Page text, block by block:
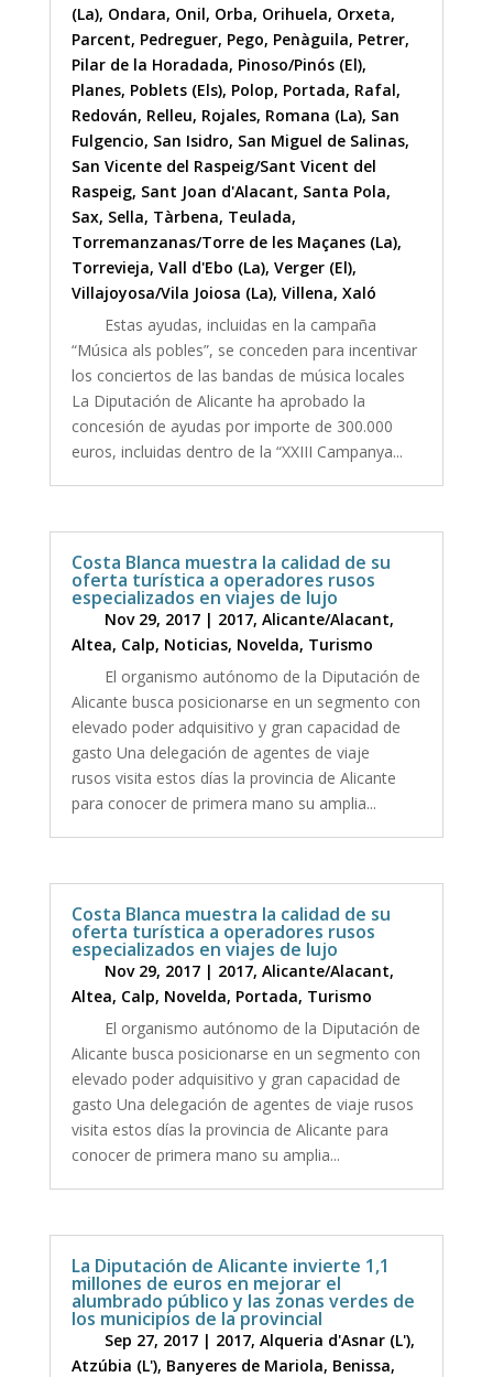
(La), Ondara, Onil, Orba, Orihuela, Orxeta,
Parcent, Pedreguer, Pego, Penàguila, Petrer,
Pilar de la Horadada, Pinoso/Pinós (El),
Planes, Poblets (Els), Polop, Portada, Rafal,
Redován, Relleu, Rojales, Romana (La), San
Fulgencio, San Isidro, San Miguel de Salinas,
San Vicente del Raspeig/Sant Vicent del
Raspeig, Sant Joan d'Alacant, Santa Pola,
Sax, Sella, Tàrbena, Teulada,
Torremanzanas/Torre de les Maçanes (La),
Torrevieja, Vall d'Ebo (La), Verger (El),
Villajoyosa/Vila Joiosa (La), Villena, Xaló
Estas ayudas, incluidas en la campaña
“Música als pobles”, se conceden para incentivar
los conciertos de las bandas de música locales
La Diputación de Alicante ha aprobado la
concesión de ayudas por importe de 300.000
euros, incluidas dentro de la “XXIII Campanya...
Costa Blanca muestra la calidad de su
oferta turística a operadores rusos
especializados en viajes de lujo
Nov 29, 2017| 2017, Alicante/Alacant,
Altea, Calp, Noticias, Novelda, Turismo
El organismo autónomo de la Diputación de
Alicante busca posicionarse en un segmento con
elevado poder adquisitivo y gran capacidad de
gasto Una delegación de agentes de viaje
rusos visita estos días la provincia de Alicante
para conocer de primera mano su amplia...
Costa Blanca muestra la calidad de su
oferta turística a operadores rusos
especializados en viajes de lujo
Nov 29, 2017| 2017, Alicante/Alacant,
Altea, Calp, Novelda, Portada, Turismo
El organismo autónomo de la Diputación de
Alicante busca posicionarse en un segmento con
elevado poder adquisitivo y gran capacidad de
gasto Una delegación de agentes de viaje rusos
visita estos días la provincia de Alicante para
conocer de primera mano su amplia...
La Diputación de Alicante invierte 1,1
millones de euros en mejorar el
alumbrado público y las zonas verdes de
los municipios de la provincial
Sep 27, 2017| 2017, Alqueria d'Asnar (L'),
Atzúbia (L'), Banyeres de Mariola, Benissa,